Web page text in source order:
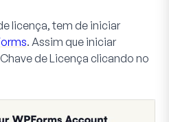
licença, tem de iniciar
. Assim que iniciar
de Licença clicando no